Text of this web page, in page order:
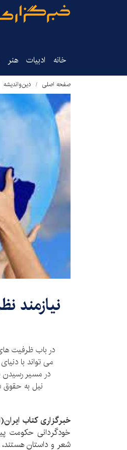
خانه ادبیات هنر
صفحه اصلی دین‌واندیشه
نیازمند
در باب ظرفیت
می تواند با
در مسیر رسیدن
نیل به حقوق
خبرگزاری کتاب
خودگردانی حکومت
شعر و داستان